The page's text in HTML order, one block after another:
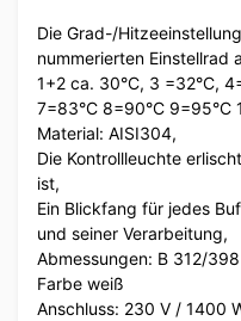
Die Grad-/
nummerierten Einstellrad
1+2 ca. 30°C, 3 =32°C,
7=83°C 8=90°C 9=95°C
Material: AISI304,
Die Kontrollleuchte
ist,
Ein Blickfang für jedes
und seiner Verarbeitung,
Abmessungen: B 312/
Farbe weiß
Anschluss: 230 V / 1400